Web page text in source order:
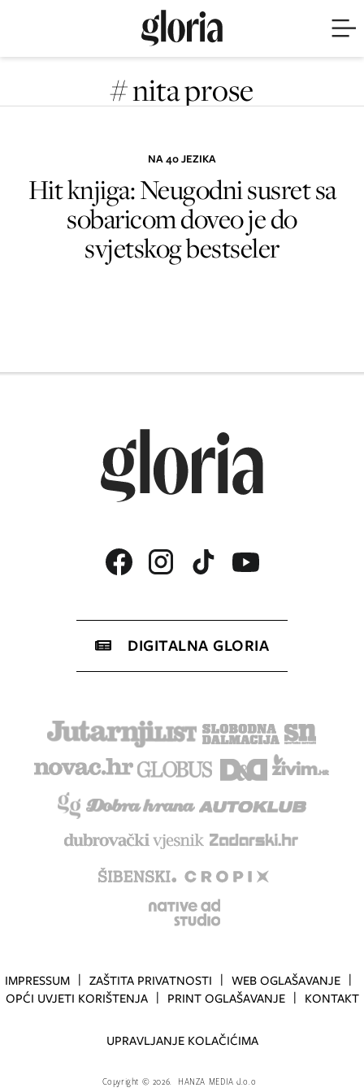
# nita prose
NA 40 JEZIKA
Hit knjiga: Neugodni susret sa
sobaricom doveo je do
svjetskog bestseler
DIGITALNA GLORIA
IMPRESSUM ZAŠTITA PRIVATNOSTI
WEB OGLAŠAVANJE
OPĆI UVJETI KORIŠTENJA
PRINT OGLAŠAVANJE KONTAKT
UPRAVLJANJE KOLAČIĆIMA
Copyright © 2026. HANZA MEDIA d.o.o